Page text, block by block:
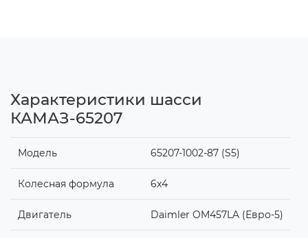
Характеристики шасси
КАМАЗ-65207
Модель 65207-1002-87 (S5)
Колесная формула 6x4
Двигатель Daimler OM457LA (Евро-5)